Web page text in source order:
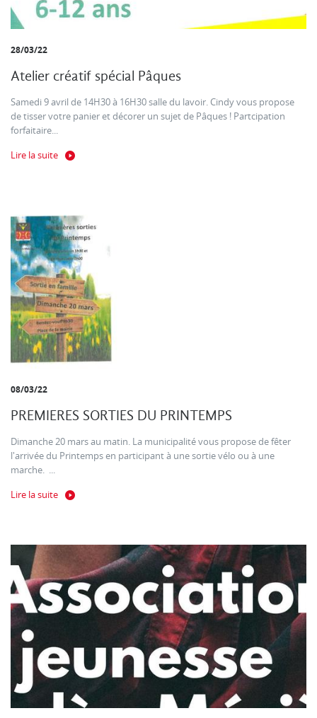
28/03/22
Atelier créatif spécial Pâques
Samedi 9 avril de 14H30 à 16H30 salle du lavoir. Cindy vous propose
de tisser votre panier et décorer un sujet de Pâques ! Partcipation
forfaitaire...
Lire la suite
08/03/22
PREMIERES SORTIES DU PRINTEMPS
Dimanche 20 mars au matin. La municipalité vous propose de fêter
l'arrivée du Printemps en participant à une sortie vélo ou à une
marche. ...
Lire la suite